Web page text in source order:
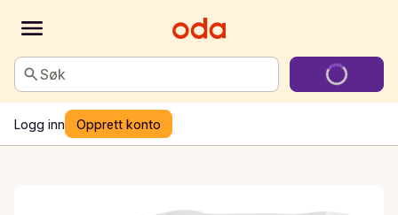
Søk
Logg inn Opprett konto